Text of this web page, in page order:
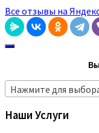
Все отзывы на
Нажмите для
Наши Услуги